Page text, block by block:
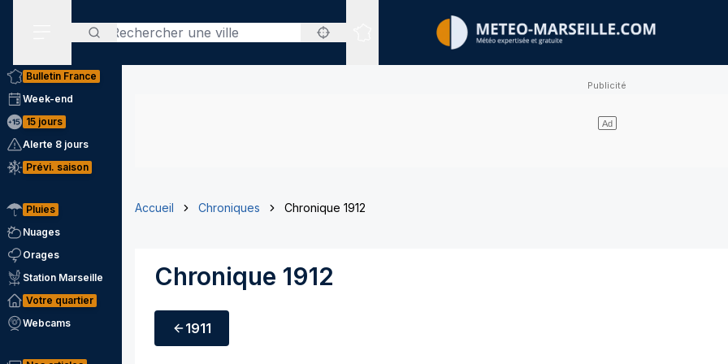
Rechercher
Sites expertisés
Bulletin France
Week-end
15 jours
Alerte 8 jours
Prévi. saison
Pluies
Nuages
Orages
Station Marseille
Votre quartier
Webcams
Accueil Chroniques Chronique 1912
Chronique 1912
1911